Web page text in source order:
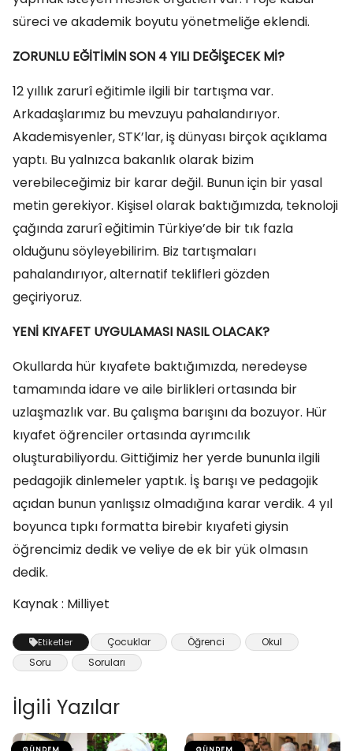
süreci ve akademik boyutu yönetmeliğe eklendi.
ZORUNLU EĞİTİMİN SON 4 YILI DEĞİŞECEK Mİ?
12 yıllık zarurî eğitimle ilgili bir tartışma var.
Arkadaşlarımız bu mevzuyu pahalandırıyor.
Akademisyenler, STK’lar, iş dünyası birçok açıklama
yaptı. Bu yalnızca bakanlık olarak bizim
verebileceğimiz bir karar değil. Bunun için bir yasal
metin gerekiyor. Kişisel olarak baktığımızda, teknoloji
çağında zarurî eğitimin Türkiye’de bir tık fazla
olduğunu söyleyebilirim. Biz tartışmaları
pahalandırıyor, alternatif teklifleri gözden
geçiriyoruz.
YENİ KIYAFET UYGULAMASI NASIL OLACAK?
Okullarda hür kıyafete baktığımızda, neredeyse
tamamında idare ve aile birlikleri ortasında bir
uzlaşmazlık var. Bu çalışma barışını da bozuyor. Hür
kıyafet öğrenciler ortasında ayrımcılık
oluşturabiliyordu. Gittiğimiz her yerde bununla ilgili
pedagojik dinlemeler yaptık. İş barışı ve pedagojik
açıdan bunun yanlışsız olmadığına karar verdik. 4 yıl
boyunca tıpkı formatta birebir kıyafeti giysin
öğrencimiz dedik ve veliye de ek bir yük olmasın
dedik.
Kaynak : Milliyet
Etiketler Çocuklar Öğrenci
Okul
Soru
Soruları
İlgili Yazılar